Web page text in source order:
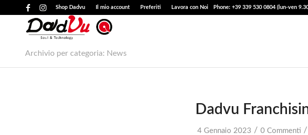
Shop Dadvu Il mio account Preferiti Lavora con Noi Phone: +39 339 530 0804 (lun-ven
Archivio per categoria: News
Dadvu
4 Gennaio 2023 / 0 Commenti /